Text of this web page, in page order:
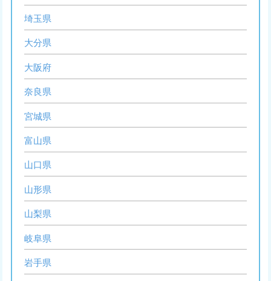
埼玉県
大分県
大阪府
奈良県
宮城県
富山県
山口県
山形県
山梨県
岐阜県
岩手県